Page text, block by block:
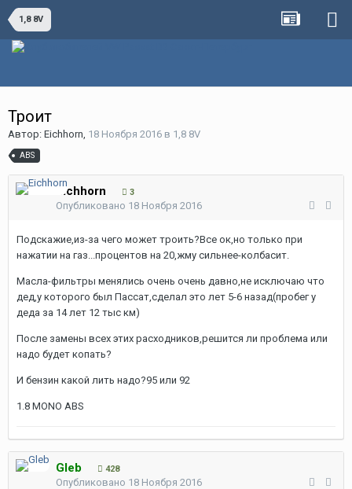
1,8 8V
Троит
Автор: Eichhorn, 18 Ноября 2016 в 1,8 8V
ABS
Eichhorn 3
Опубликовано 18 Ноября 2016
Подскажие,из-за чего может троить?Все ок,но только при
нажатии на газ...процентов на 20,жму сильнее-колбасит.
Масла-фильтры менялись очень очень давно,не исключаю что
дед,у которого был Пассат,сделал это лет 5-6 назад(пробег у
деда за 14 лет 12 тыс км)
После замены всех этих расходников,решится ли проблема или
надо будет копать?
И бензин какой лить надо?95 или 92
1.8 MONO ABS
Gleb 428
Опубликовано 18 Ноября 2016